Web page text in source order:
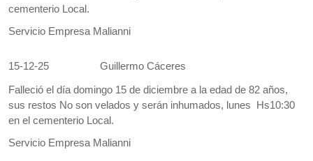
cementerio Local.
Servicio Empresa Malianni
15-12-25 Guillermo Cáceres
Falleció el día domingo 15 de diciembre a la edad de 82 años,
sus restos No son velados y serán inhumados, lunes Hs10:30
en el cementerio Local.
Servicio Empresa Malianni